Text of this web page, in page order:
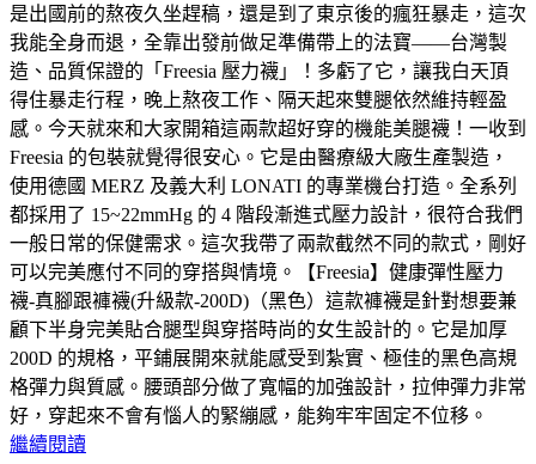
是出國前的熬夜久坐趕稿，還是到了東京後的瘋狂暴走，這次
我能全身而退，全靠出發前做足準備帶上的法寶——台灣製
造、品質保證的「Freesia 壓力襪」！多虧了它，讓我白天頂
得住暴走行程，晚上熬夜工作、隔天起來雙腿依然維持輕盈
感。今天就來和大家開箱這兩款超好穿的機能美腿襪！一收到
Freesia 的包裝就覺得很安心。它是由醫療級大廠生產製造，
使用德國 MERZ 及義大利 LONATI 的專業機台打造。全系列
都採用了 15~22mmHg 的 4 階段漸進式壓力設計，很符合我們
一般日常的保健需求。這次我帶了兩款截然不同的款式，剛好
可以完美應付不同的穿搭與情境。【Freesia】健康彈性壓力
襪-真腳跟褲襪(升級款-200D)（黑色）這款褲襪是針對想要兼
顧下半身完美貼合腿型與穿搭時尚的女生設計的。它是加厚
200D 的規格，平鋪展開來就能感受到紮實、極佳的黑色高規
格彈力與質感。腰頭部分做了寬幅的加強設計，拉伸彈力非常
好，穿起來不會有惱人的緊繃感，能夠牢牢固定不位移。
繼續閱讀